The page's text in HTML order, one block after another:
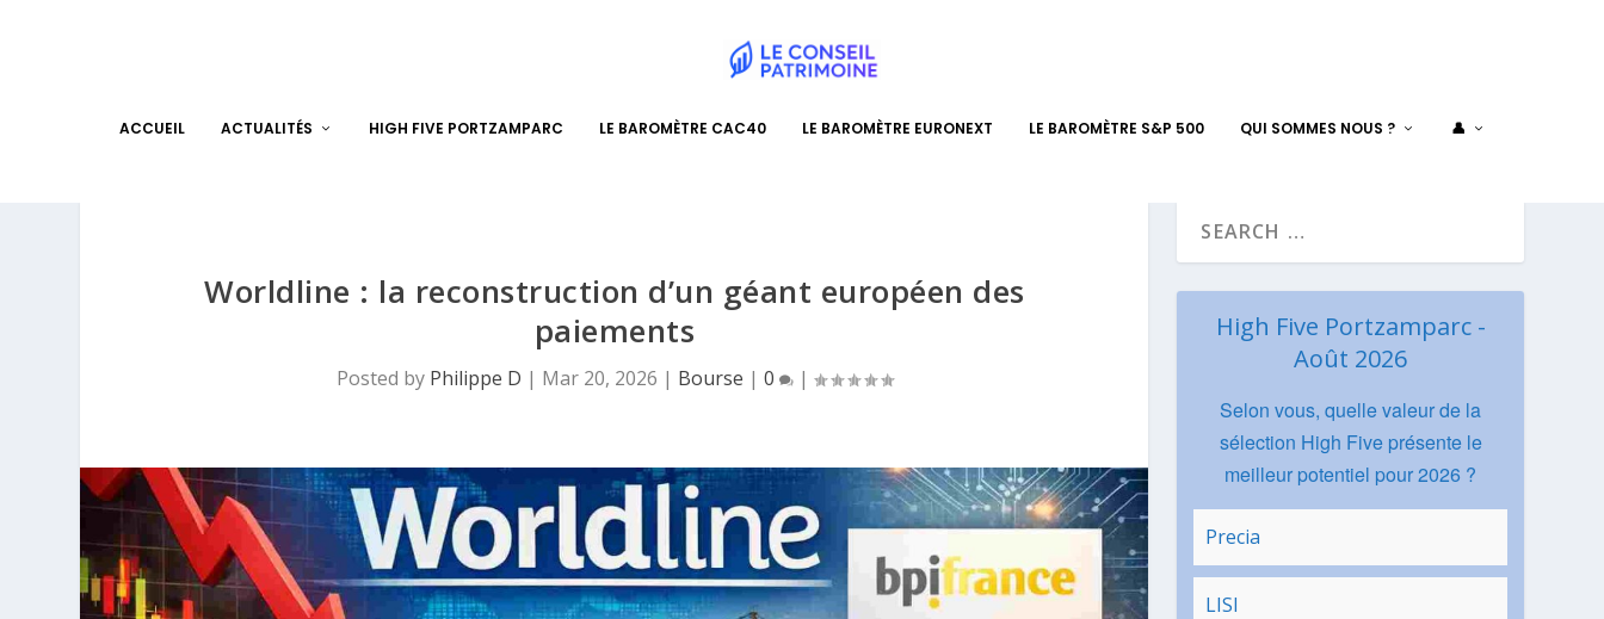
ACCUEIL ACTUALITÉS HIGH FIVE PORTZAMPARC LE BAROMÈTRE CAC40 LE BAROMÈTRE EURONEXT LE BAROMÈTRE S&P 500 QUI SOMMES NOUS ? 👤
Worldline : la reconstruction d’un géant européen des
paiements
Posted by Philippe D | Mar 20, 2026 | Bourse | 0 |
High Five Portzamparc -
Août 2026
Selon vous, quelle valeur de la
sélection High Five présente le
meilleur potentiel pour 2026 ?
Precia
LISI